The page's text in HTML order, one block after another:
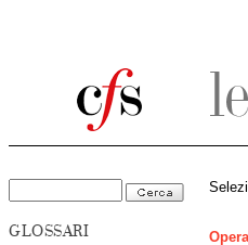
GLOSSARI